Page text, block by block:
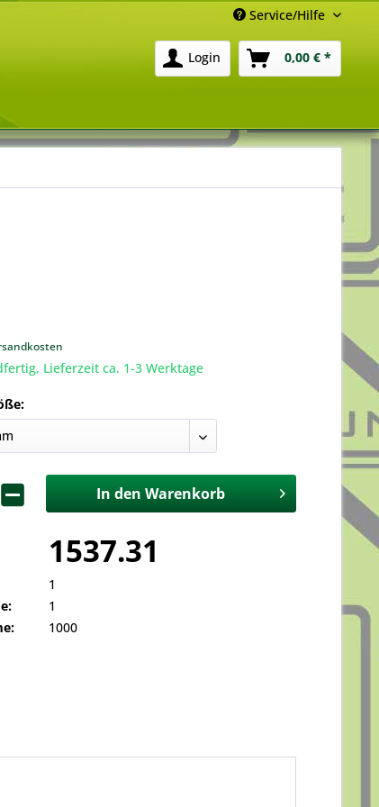
Service/Hilfe
Login 0,00 € *
Lieferzeit ca. 1-3 Werktage
In den Warenkorb
1537.31
1
1
1000